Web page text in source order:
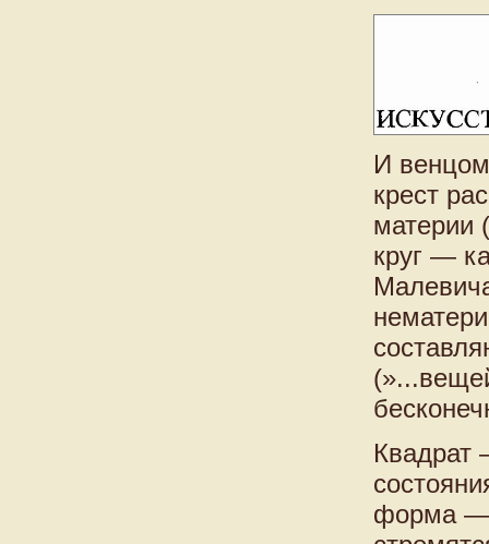
И
крест
материи
круг —
Квадрат
форма —